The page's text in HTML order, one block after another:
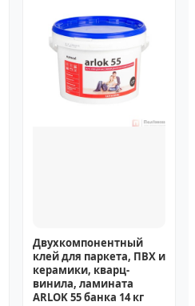
Двухкомпонентный
клей для паркета, ПВХ и
керамики, кварц-
винила, ламината
ARLOK 55 банка 14 кг